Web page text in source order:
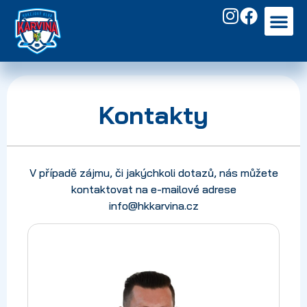
Kontakty
V případě zájmu, či jakýchkoli dotazů, nás můžete
kontaktovat na e-mailové adrese
info@hkkarvina.cz